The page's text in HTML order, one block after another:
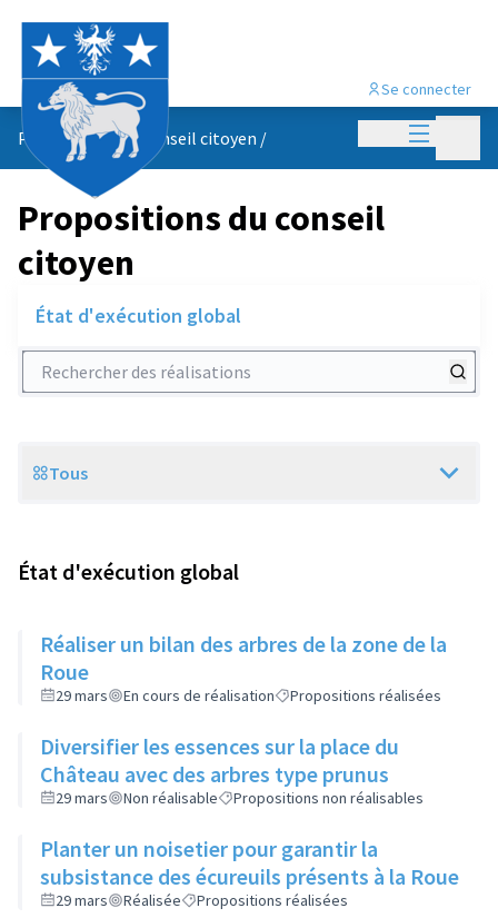
Menu
Se connecter
Propositions du conseil citoyen /
Propositions du conseil
citoyen
État d'exécution global
Rechercher des réalisations
Scope
Tous
État d'exécution global
Réaliser un bilan des arbres de la zone de la
Roue
29 mars En cours de réalisation Propositions réalisées
Diversifier les essences sur la place du
Château avec des arbres type prunus
29 mars Non réalisable Propositions non réalisables
Planter un noisetier pour garantir la
subsistance des écureuils présents à la Roue
29 mars Réalisée Propositions réalisées